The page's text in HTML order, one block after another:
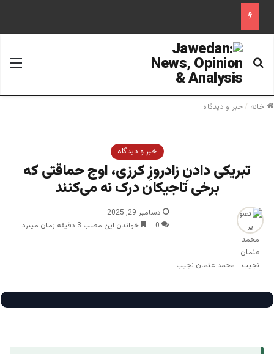
جستجو برای
خانه /خبر و دیدگاه
خبر و دیدگاه
تبریکی دادنِ زادروزِ کرزی، اوج حماقتی که
برخی تاجیکان درک نه می‌کنند
محمد عثمان نجیب
دسامبر 29, 2025
0
خواندن این مطلب 3 دقیقه زمان میبرد